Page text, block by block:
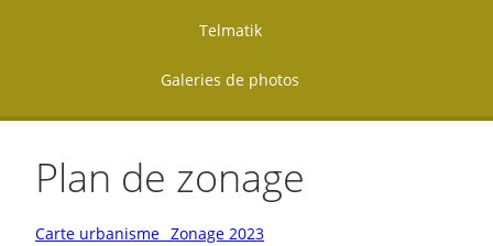
Telmatik
Galeries de photos
Plan de zonage
Carte urbanisme _Zonage 2023